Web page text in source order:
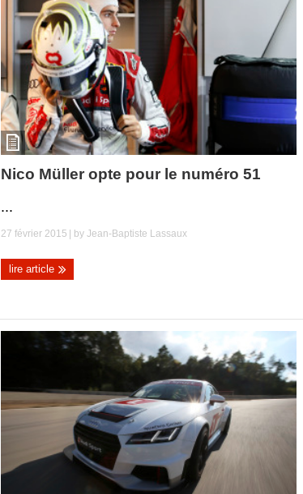
Nico Müller opte pour le numéro 51
...
27 février 2015 | byJean-Baptiste Lassaux
lire article